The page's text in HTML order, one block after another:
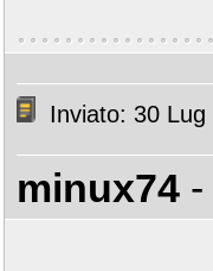
Inviato: 30
minux74